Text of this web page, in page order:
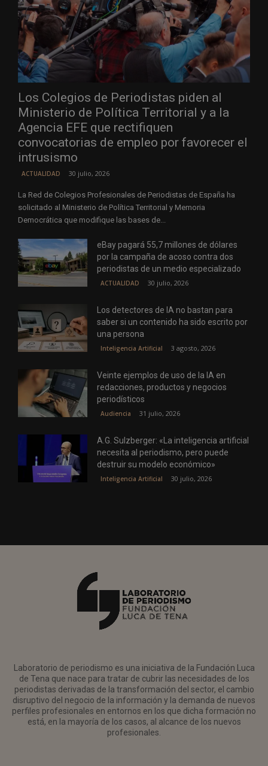
Los Colegios de Periodistas piden al
Ministerio de Política Territorial y a la
Agencia EFE que rectifiquen
convocatorias de empleo por favorecer el
intrusismo
ACTUALIDAD 30 julio, 2026
La Red de Colegios Profesionales de Periodistas de España ha
solicitado al Ministerio de Política Territorial y Memoria
Democrática que modifique las bases de...
eBay pagará 55,7 millones de dólares
por la campaña de acoso contra dos
periodistas de un medio especializado
ACTUALIDAD 30 julio, 2026
Los detectores de IA no bastan para
saber si un contenido ha sido escrito por
una persona
Inteligencia Artificial 3 agosto, 2026
Veinte ejemplos de uso de la IA en
redacciones, productos y negocios
periodísticos
Audiencia 31 julio, 2026
A.G. Sulzberger: «La inteligencia artificial
necesita al periodismo, pero puede
destruir su modelo económico»
Inteligencia Artificial 30 julio, 2026
Laboratorio de periodismo es una iniciativa de la Fundación Luca
de Tena que nace para tratar de cubrir las necesidades de los
periodistas derivadas de la transformación del sector, el cambio
disruptivo del negocio de la información y la demanda de nuevos
perfiles profesionales en entornos en los que dicha formación no
está, en la mayoría de los casos, al alcance de los nuevos
profesionales.